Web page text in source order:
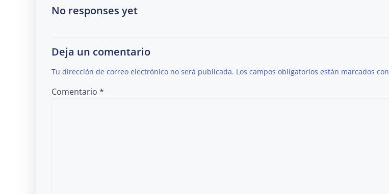
navigation
No responses yet
Deja un comentario
Tu dirección de correo electrónico no será publicada. Los campos obligatorios están marcados con
Comentario *